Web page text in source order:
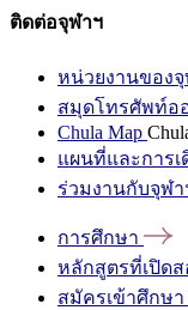
ติดต่อจุฬาฯ
หน่วยงานของจุ
สมุดโทรศัพท์อ
Chula Map
แผนที่และการเ
ร่วมงานกับจุฬา
การศึกษา
หลักสูตรที่เปิด
สมัครเข้าศึกษา